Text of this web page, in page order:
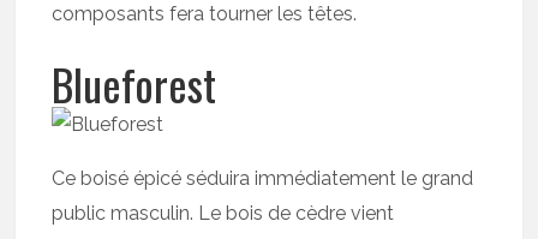
composants fera tourner les têtes.
Blueforest
Ce boisé épicé séduira immédiatement le grand
public masculin. Le bois de cèdre vient